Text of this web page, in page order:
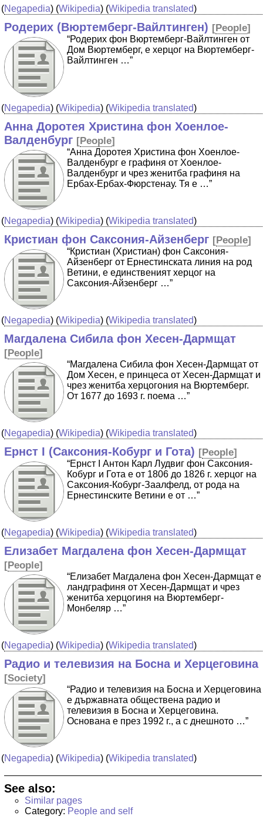
(Negapedia) (Wikipedia) (Wikipedia translated)
Родерих (Вюртемберг-Вайлтинген) [People]
“Родерих фон Вюртемберг-Вайлтинген от
Дом Вюртемберг, е херцог на Вюртемберг-
Вайлтинген …”
(Negapedia) (Wikipedia) (Wikipedia translated)
Анна Доротея Христина фон Хоенлое-
Валденбург [People]
“Анна Доротея Христина фон Хоенлое-
Валденбург е графиня от Хоенлое-
Валденбург и чрез женитба графиня на
Ербах-Ербах-Фюрстенау. Тя е …”
(Negapedia) (Wikipedia) (Wikipedia translated)
Кристиан фон Саксония-Айзенберг [People]
“Кристиан (Христиан) фон Саксония-
Айзенберг от Ернестинската линия на род
Ветини, е единственият херцог на
Саксония-Айзенберг …”
(Negapedia) (Wikipedia) (Wikipedia translated)
Магдалена Сибила фон Хесен-Дармщат
[People]
“Магдалена Сибила фон Хесен-Дармщат от
Дом Хесен, е принцеса от Хесен-Дармщат и
чрез женитба херцогония на Вюртемберг.
От 1677 до 1693 г. поема …”
(Negapedia) (Wikipedia) (Wikipedia translated)
Ернст I (Саксония-Кобург и Гота) [People]
“Ернст I Антон Карл Лудвиг фон Саксония-
Кобург и Гота е от 1806 до 1826 г. херцог на
Саксония-Кобург-Заалфелд, от рода на
Ернестинските Ветини е от …”
(Negapedia) (Wikipedia) (Wikipedia translated)
Елизабет Магдалена фон Хесен-Дармщат
[People]
“Елизабет Магдалена фон Хесен-Дармщат е
ландграфиня от Хесен-Дармщат и чрез
женитба херцогиня на Вюртемберг-
Монбеляр …”
(Negapedia) (Wikipedia) (Wikipedia translated)
Радио и телевизия на Босна и Херцеговина
[Society]
“Радио и телевизия на Босна и Херцеговина
е държавната обществена радио и
телевизия в Босна и Херцеговина.
Основана е през 1992 г., а с днешното …”
(Negapedia) (Wikipedia) (Wikipedia translated)
See also:
Similar pages
Category: People and self